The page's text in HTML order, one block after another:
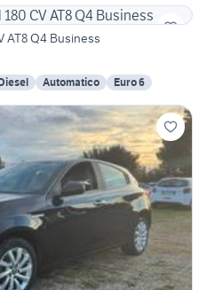
AT8 Q4 Business
Automatico Euro 6